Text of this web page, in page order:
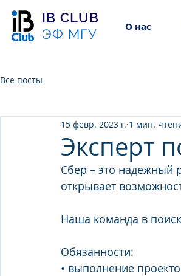
IB CLUB
ЭФ МГУ
О нас
Все посты
Эксперт
15 февр. 2023 г. 1 мин.
Сбер – это надежный
открывает
Наша команда в
Обязанности:
• выполнение